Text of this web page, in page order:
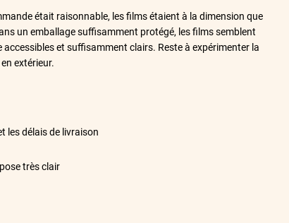
était raisonnable, les films étaient à la dimension que
un emballage suffisamment protégé, les films semblent
et suffisamment clairs. Reste à expérimenter la
extérieur.
les délais de livraison
très clair